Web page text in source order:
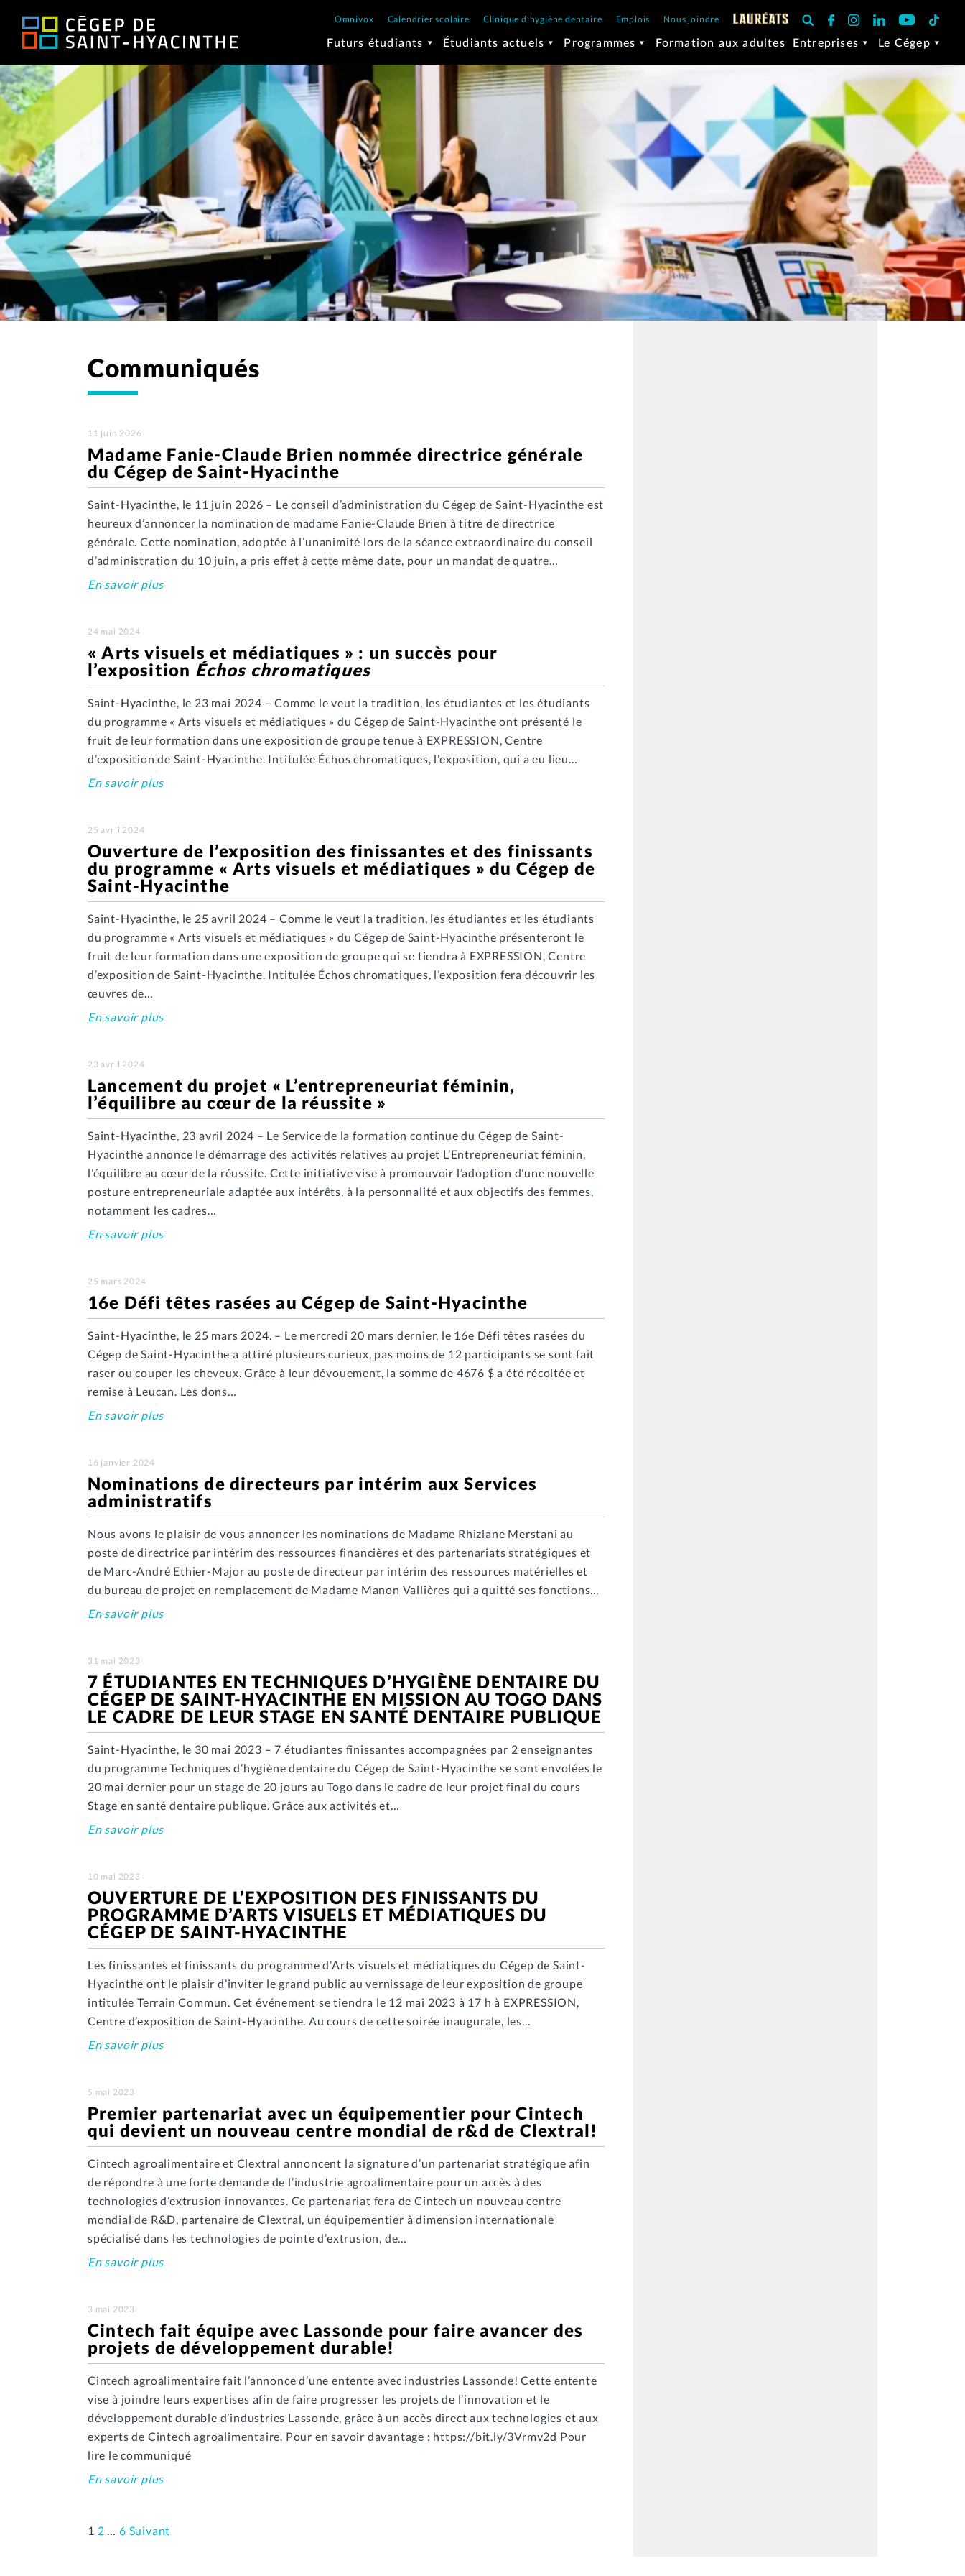
Omnivox Calendrier scolaire Clinique d’hygiène dentaire Emplois Nous joindre
Futurs étudiants Étudiants actuels Programmes Formation aux adultes Entreprises Le Cégep
Communiqués
11 juin 2026
Madame Fanie-Claude Brien nommée directrice générale
du Cégep de Saint-Hyacinthe
Saint-Hyacinthe, le 11 juin 2026 – Le conseil d’administration du Cégep de Saint-Hyacinthe est
heureux d’annoncer la nomination de madame Fanie-Claude Brien à titre de directrice
générale. Cette nomination, adoptée à l’unanimité lors de la séance extraordinaire du conseil
d’administration du 10 juin, a pris effet à cette même date, pour un mandat de quatre…
En savoir plus
24 mai 2024
« Arts visuels et médiatiques » : un succès pour
l’exposition Échos chromatiques
Saint-Hyacinthe, le 23 mai 2024 – Comme le veut la tradition, les étudiantes et les étudiants
du programme « Arts visuels et médiatiques » du Cégep de Saint-Hyacinthe ont présenté le
fruit de leur formation dans une exposition de groupe tenue à EXPRESSION, Centre
d’exposition de Saint-Hyacinthe. Intitulée Échos chromatiques, l’exposition, qui a eu lieu…
En savoir plus
25 avril 2024
Ouverture de l’exposition des finissantes et des finissants
du programme « Arts visuels et médiatiques » du Cégep de
Saint-Hyacinthe
Saint-Hyacinthe, le 25 avril 2024 – Comme le veut la tradition, les étudiantes et les étudiants
du programme « Arts visuels et médiatiques » du Cégep de Saint-Hyacinthe présenteront le
fruit de leur formation dans une exposition de groupe qui se tiendra à EXPRESSION, Centre
d’exposition de Saint-Hyacinthe. Intitulée Échos chromatiques, l’exposition fera découvrir les
œuvres de…
En savoir plus
23 avril 2024
Lancement du projet « L’entrepreneuriat féminin,
l’équilibre au cœur de la réussite »
Saint-Hyacinthe, 23 avril 2024 – Le Service de la formation continue du Cégep de Saint-
Hyacinthe annonce le démarrage des activités relatives au projet L’Entrepreneuriat féminin,
l’équilibre au cœur de la réussite. Cette initiative vise à promouvoir l’adoption d’une nouvelle
posture entrepreneuriale adaptée aux intérêts, à la personnalité et aux objectifs des femmes,
notamment les cadres…
En savoir plus
25 mars 2024
16e Défi têtes rasées au Cégep de Saint-Hyacinthe
Saint-Hyacinthe, le 25 mars 2024. – Le mercredi 20 mars dernier, le 16e Défi têtes rasées du
Cégep de Saint-Hyacinthe a attiré plusieurs curieux, pas moins de 12 participants se sont fait
raser ou couper les cheveux. Grâce à leur dévouement, la somme de 4676 $ a été récoltée et
remise à Leucan. Les dons…
En savoir plus
16 janvier 2024
Nominations de directeurs par intérim aux Services
administratifs
Nous avons le plaisir de vous annoncer les nominations de Madame Rhizlane Merstani au
poste de directrice par intérim des ressources financières et des partenariats stratégiques et
de Marc-André Ethier-Major au poste de directeur par intérim des ressources matérielles et
du bureau de projet en remplacement de Madame Manon Vallières qui a quitté ses fonctions…
En savoir plus
31 mai 2023
7 ÉTUDIANTES EN TECHNIQUES D’HYGIÈNE DENTAIRE DU
CÉGEP DE SAINT-HYACINTHE EN MISSION AU TOGO DANS
LE CADRE DE LEUR STAGE EN SANTÉ DENTAIRE PUBLIQUE
Saint-Hyacinthe, le 30 mai 2023 – 7 étudiantes finissantes accompagnées par 2 enseignantes
du programme Techniques d’hygiène dentaire du Cégep de Saint-Hyacinthe se sont envolées le
20 mai dernier pour un stage de 20 jours au Togo dans le cadre de leur projet final du cours
Stage en santé dentaire publique. Grâce aux activités et…
En savoir plus
10 mai 2023
OUVERTURE DE L’EXPOSITION DES FINISSANTS DU
PROGRAMME D’ARTS VISUELS ET MÉDIATIQUES DU
CÉGEP DE SAINT-HYACINTHE
Les finissantes et finissants du programme d’Arts visuels et médiatiques du Cégep de Saint-
Hyacinthe ont le plaisir d’inviter le grand public au vernissage de leur exposition de groupe
intitulée Terrain Commun. Cet événement se tiendra le 12 mai 2023 à 17 h à EXPRESSION,
Centre d’exposition de Saint-Hyacinthe. Au cours de cette soirée inaugurale, les…
En savoir plus
5 mai 2023
Premier partenariat avec un équipementier pour Cintech
qui devient un nouveau centre mondial de r&d de Clextral!
Cintech agroalimentaire et Clextral annoncent la signature d’un partenariat stratégique afin
de répondre à une forte demande de l’industrie agroalimentaire pour un accès à des
technologies d’extrusion innovantes. Ce partenariat fera de Cintech un nouveau centre
mondial de R&D, partenaire de Clextral, un équipementier à dimension internationale
spécialisé dans les technologies de pointe d’extrusion, de…
En savoir plus
3 mai 2023
Cintech fait équipe avec Lassonde pour faire avancer des
projets de développement durable!
Cintech agroalimentaire fait l’annonce d’une entente avec industries Lassonde! Cette entente
vise à joindre leurs expertises afin de faire progresser les projets de l’innovation et le
développement durable d’industries Lassonde, grâce à un accès direct aux technologies et aux
experts de Cintech agroalimentaire. Pour en savoir davantage : https://bit.ly/3Vrmv2d Pour
lire le communiqué
En savoir plus
1 2 … 6 Suivant